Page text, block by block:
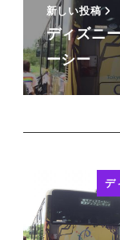
新しい投稿
ディズニ
ーシー
デ